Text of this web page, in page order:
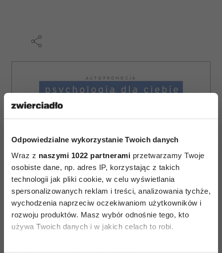
Odpowiedzialne wykorzystanie Twoich danych
Wraz z naszymi 1022 partnerami przetwarzamy Twoje
osobiste dane, np. adres IP, korzystając z takich
technologii jak pliki cookie, w celu wyświetlania
spersonalizowanych reklam i treści, analizowania tychże,
wychodzenia naprzeciw oczekiwaniom użytkowników i
rozwoju produktów. Masz wybór odnośnie tego, kto
używa Twoich danych i w jakich celach to robi.
Jeśli wyrazisz na to zgodę, chcielibyśmy również:
AUTOPROMOCJA